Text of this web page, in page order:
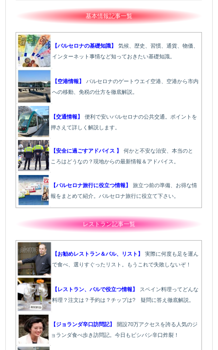
基本情報記事一覧
【バルセロナの基礎知識】
気候、歴史、習慣、通貨、物価、
インターネット事情など知っておきたい基礎知識。
【空港情報】
バルセロナのゲートウエイ空港、空港から市内
への移動、免税の仕方を徹底解説。
【交通情報】
便利で安いバルセロナの公共交通。ポイントを
押さえて詳しく解説します。
【安全に過ごすアドバイス 】
何かと不安な治安、本当のと
ころはどうなの？現地からの最新情報＆アドバイス。
【バルセロナ旅行に役立つ情報】
旅立つ前の準備、お得な情
報をまとめて紹介。バルセロナ旅行に役立て下さい。
レストラン記事一覧
【お勧めレストラン＆バル、リスト】
実際に何度も足を運ん
で食べ、選りすぐったリスト。もうこれで失敗しないぞ！
【レストラン、バルで役立つ情報】
スペイン料理ってどんな
料理？注文は？予約は？チップは? 疑問に答え徹底解説。
【ジョランダ辛口訪問記】
開設70万アクセスを誇る人気のジ
ョランダ食べ歩き訪問記。今日もビシバシ辛口炸裂！